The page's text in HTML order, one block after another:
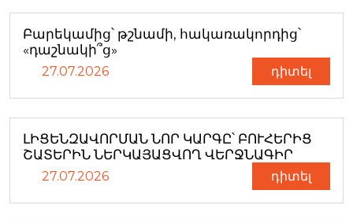
Բարեկամից՝ թշնամի, հակառակորդից՝
«դաշնակի՞ց»
27.07.2026 դիտել
ԼԻՑԵՆԶԱՎՈՐՄԱՆ ՆՈՐ ԿԱՐԳԸ՝ ԲՈՒՀԵՐԻՑ
ՇԱՏԵՐԻՆ ՆԵՐԿԱՅԱՑՎՈՂ ՎԵՐՋՆԱԳԻՐ
27.07.2026 դիտել